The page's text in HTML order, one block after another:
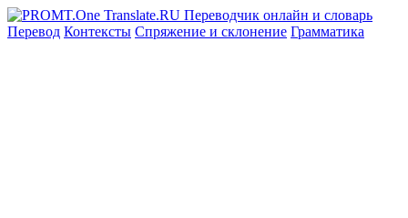
Перевод Контексты Спряжение и склонение Грамматика